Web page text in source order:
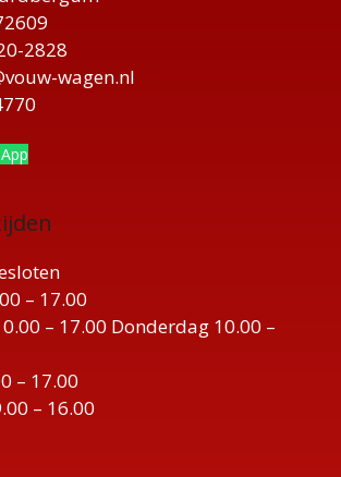
2828
wagen.nl
– 17.00
– 17.00 Donderdag 10.00 –
– 17.00
– 16.00